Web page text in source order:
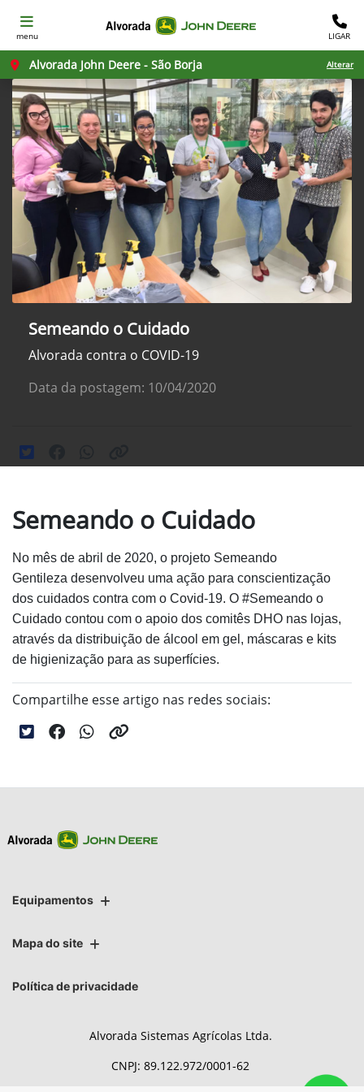
menu LIGAR
Alvorada John Deere - São Borja Alterar
Semeando o Cuidado
Alvorada contra o COVID-19
Data da postagem: 10/04/2020
Semeando o Cuidado
No mês de abril de 2020, o projeto Semeando
Gentileza desenvolveu uma ação para conscientização
dos cuidados contra com o Covid-19. O #Semeando o
Cuidado contou com o apoio dos comitês DHO nas lojas,
através da distribuição de álcool em gel, máscaras e kits
de higienização para as superfícies.
Compartilhe esse artigo nas redes sociais:
Equipamentos
Mapa do site
Política de privacidade
Alvorada Sistemas Agrícolas Ltda.
CNPJ: 89.122.972/0001-62